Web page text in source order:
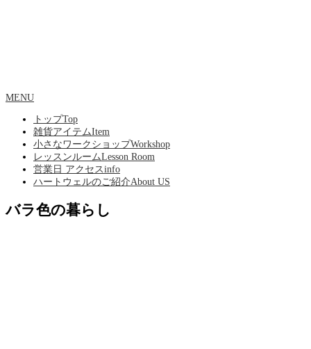
MENU
トップTop
雑貨アイテムItem
小さなワークショップWorkshop
レッスンルームLesson Room
営業日 アクセスinfo
ハートウェルのご紹介About US
バラ色の暮らし